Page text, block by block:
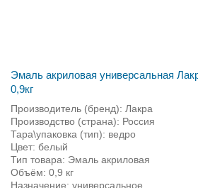
Эмаль акриловая универсальная
0,9кг
Производитель (бренд): Лакра
Производство (страна): Россия
Тара\упаковка (тип): ведро
Цвет: белый
Тип товара: Эмаль акриловая
Объём: 0,9 кг
Назначение: универсальное